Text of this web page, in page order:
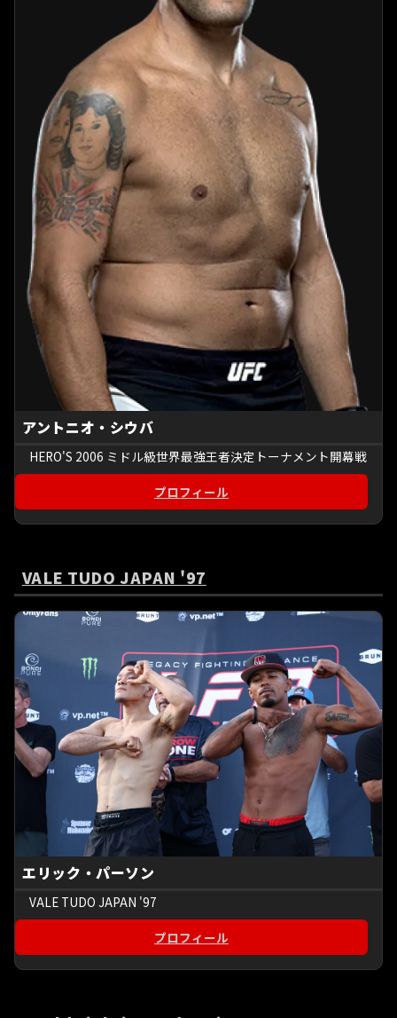
アントニオ・シウバ
HERO'S 2006 ミドル級世界最強王者決定トーナメント開幕戦
プロフィール
VALE TUDO JAPAN '97
エリック・パーソン
VALE TUDO JAPAN '97
プロフィール